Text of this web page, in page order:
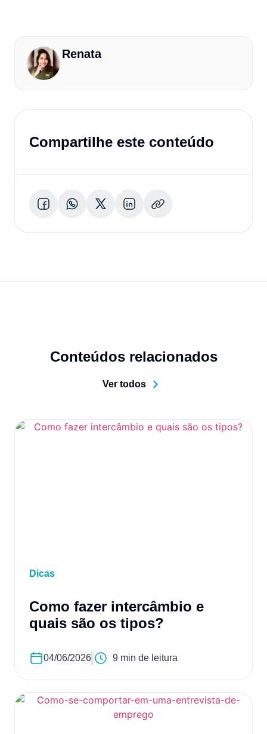
Renata
Compartilhe este conteúdo
Conteúdos relacionados
Ver todos
Dicas
Como fazer intercâmbio e
quais são os tipos?
04/06/2026 9 min de leitura